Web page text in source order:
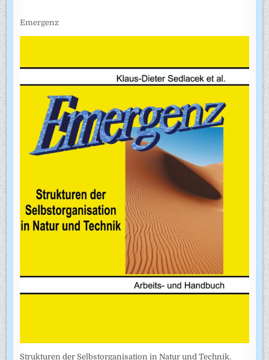
Emergenz
Strukturen der Selbstorganisation in Natur und Technik.